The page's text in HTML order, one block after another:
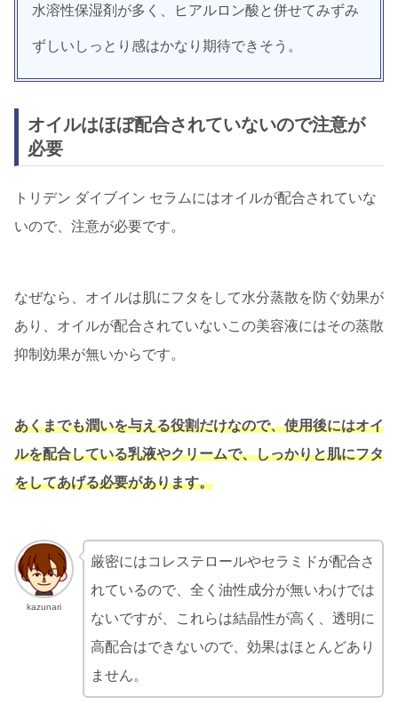
水溶性保湿剤が多く、ヒアルロン酸と併せてみずみ
ずしいしっとり感はかなり期待できそう。
オイルはほぼ配合されていないので注意が
必要
トリデン ダイブイン セラムにはオイルが配合されていな
いので、注意が必要です。
なぜなら、オイルは肌にフタをして水分蒸散を防ぐ効果が
あり、オイルが配合されていないこの美容液にはその蒸散
抑制効果が無いからです。
あくまでも潤いを与える役割だけなので、使用後にはオイ
ルを配合している乳液やクリームで、しっかりと肌にフタ
をしてあげる必要があります。
kazunari
厳密にはコレステロールやセラミドが配合さ
れているので、全く油性成分が無いわけでは
ないですが、これらは結晶性が高く、透明に
高配合はできないので、効果はほとんどあり
ません。